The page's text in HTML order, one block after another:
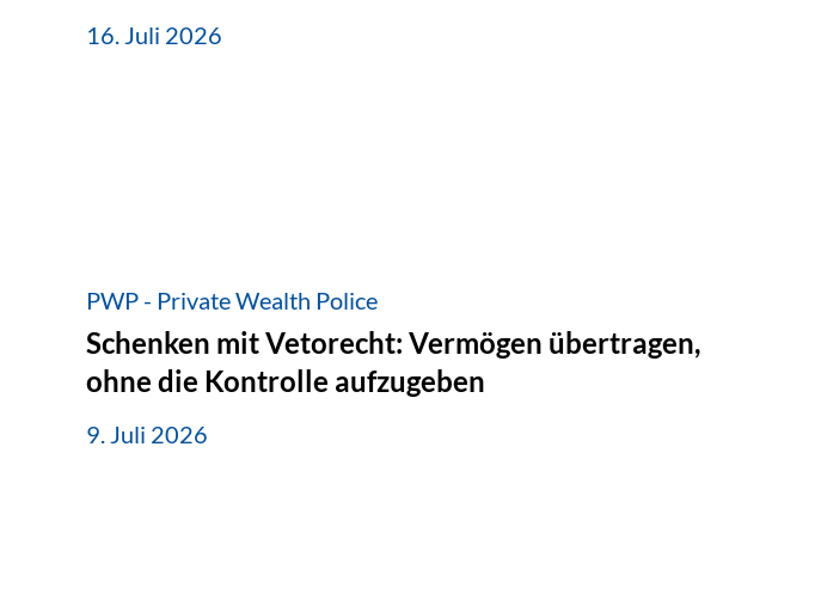
16. Juli 2026
PWP - Private Wealth Police
Schenken mit Vetorecht: Vermögen übertragen,
ohne die Kontrolle aufzugeben
9. Juli 2026